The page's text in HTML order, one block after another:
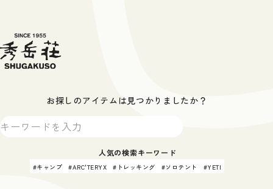
お探しのアイテムは見つかりましたか？
人気の検索キーワード
キャンプ ARC'TERYX トレッキング ソロテント YETI